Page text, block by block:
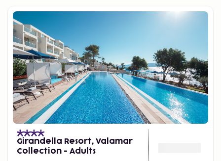
Girandella Resort, Valamar
Collection - Adults